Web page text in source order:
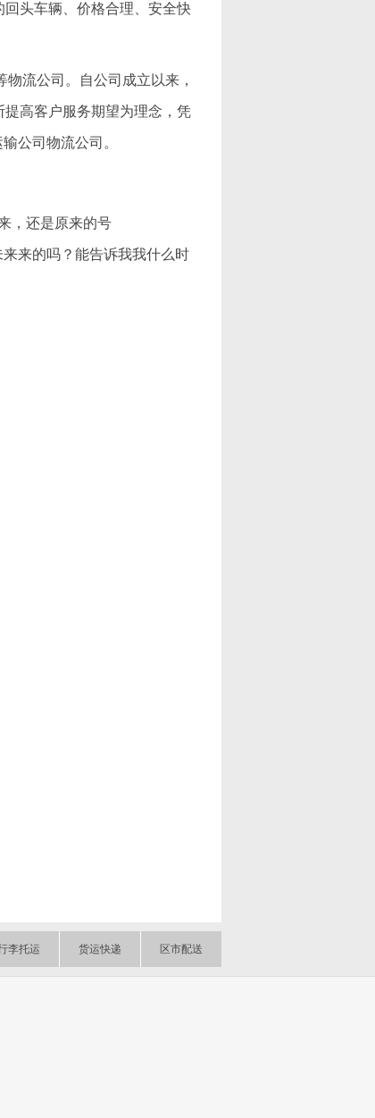
头车辆、价格合理、安全快
流公司。自公司成立以来，
高客户服务期望为理念，凭
公司物流公司。
，还是原来的号
来的吗？能告诉我我什么时
李托运 货运快递 区市配送